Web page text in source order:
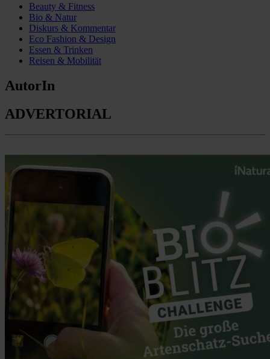
Beauty & Fitness
Bio & Natur
Diskurs & Kommentar
Eco Fashion & Design
Essen & Trinken
Reisen & Mobilität
AutorIn
ADVERTORIAL